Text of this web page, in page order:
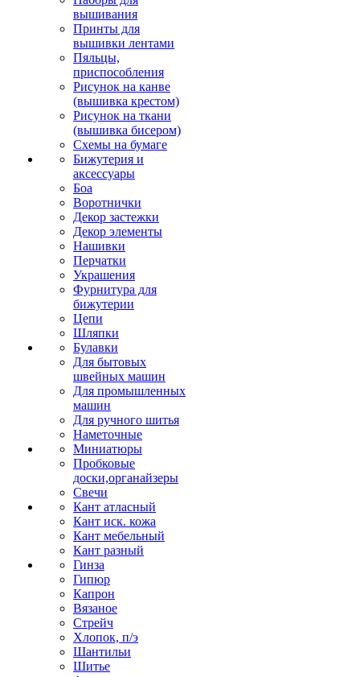
вышивания
Принты для
вышивки лентами
Пяльцы,
приспособления
Рисунок на канве
(вышивка крестом)
Рисунок на ткани
(вышивка бисером)
Схемы на бумаге
Бижутерия и
аксессуары
Боа
Воротнички
Декор застежки
Декор элементы
Нашивки
Перчатки
Украшения
Фурнитура для
бижутерии
Цепи
Шляпки
Булавки
Для бытовых
швейных машин
Для промышленных
машин
Для ручного шитья
Наметочные
Миниатюры
Пробковые
доски,органайзеры
Свечи
Кант атласный
Кант иск. кожа
Кант мебельный
Кант разный
Гинза
Гипюр
Капрон
Вязаное
Стрейч
Хлопок, п/э
Шантильи
Шитье